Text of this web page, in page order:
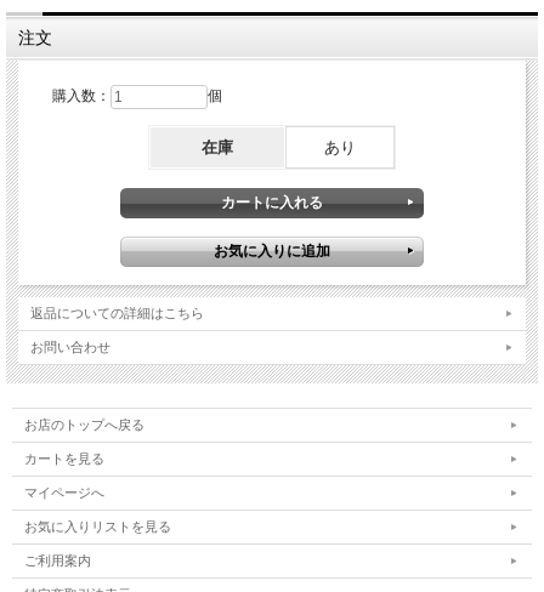
注文
購入数： 個
在庫 あり
返品についての詳細はこちら
お問い合わせ
お店のトップへ戻る
カートを見る
マイページへ
お気に入りリストを見る
ご利用案内